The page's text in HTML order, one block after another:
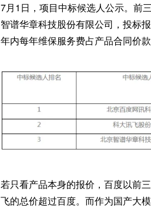
7月1日，项目中标候选人公示。前
智谱华章科技股份有限公司，投标
年内每年维保服务费占产品合同价
若只看产品本身的报价，百度以前
飞的总价超过百度。而作为国产大